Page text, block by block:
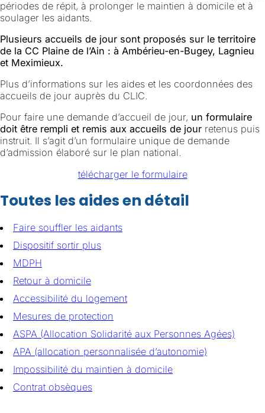
périodes de répit, à prolonger le maintien à domicile et à
soulager les aidants.
Plusieurs accueils de jour sont proposés sur le territoire
de la CC Plaine de l’Ain : à Ambérieu-en-Bugey, Lagnieu
et Meximieux.
Plus d’informations sur les aides et les coordonnées des
accueils de jour auprès du CLIC.
Pour faire une demande d’accueil de jour, un formulaire
doit être rempli et remis aux accueils de jour retenus puis
instruit. Il s’agit d’un formulaire unique de demande
d’admission élaboré sur le plan national.
télécharger le formulaire
Toutes les aides en détail
Faire souffler les aidants
Dispositif sortir plus
MDPH
Retour à domicile
Accessibilité du logement
Mesures de protection
ASPA (Allocation Solidarité aux Personnes Agées)
APA (allocation personnalisée d’autonomie)
Impossibilité du maintien à domicile
Contrat obsèques